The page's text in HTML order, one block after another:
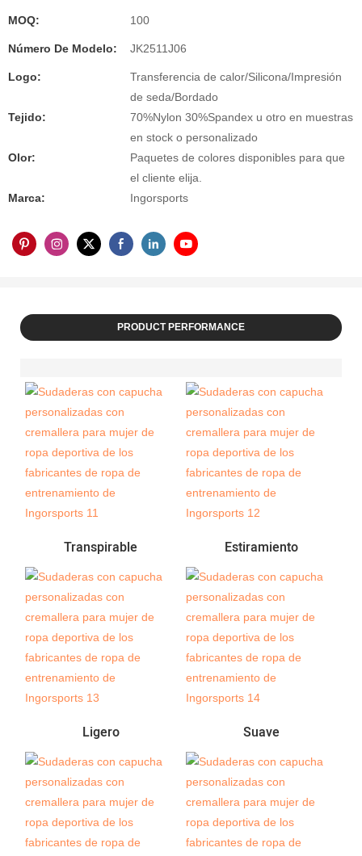
MOQ: 100
Número De Modelo: JK2511J06
Logo:
Transferencia de calor/Silicona/Impresión
de seda/Bordado
Tejido:
70%Nylon 30%Spandex u otro en muestras
en stock o personalizado
Olor:
Paquetes de colores disponibles para que
el cliente elija.
Marca:
Ingorsports
PRODUCT PERFORMANCE
Transpirable Estiramiento
Ligero Suave